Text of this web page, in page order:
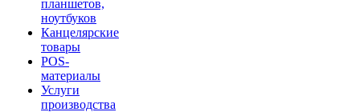
планшетов,
ноутбуков
Канцелярские
товары
POS-
материалы
Услуги
производства